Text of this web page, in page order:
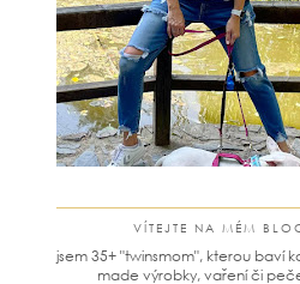
VÍTEJTE NA MÉM
jsem 35+ "twinsmom", kterou baví
made výrobky, vaření či